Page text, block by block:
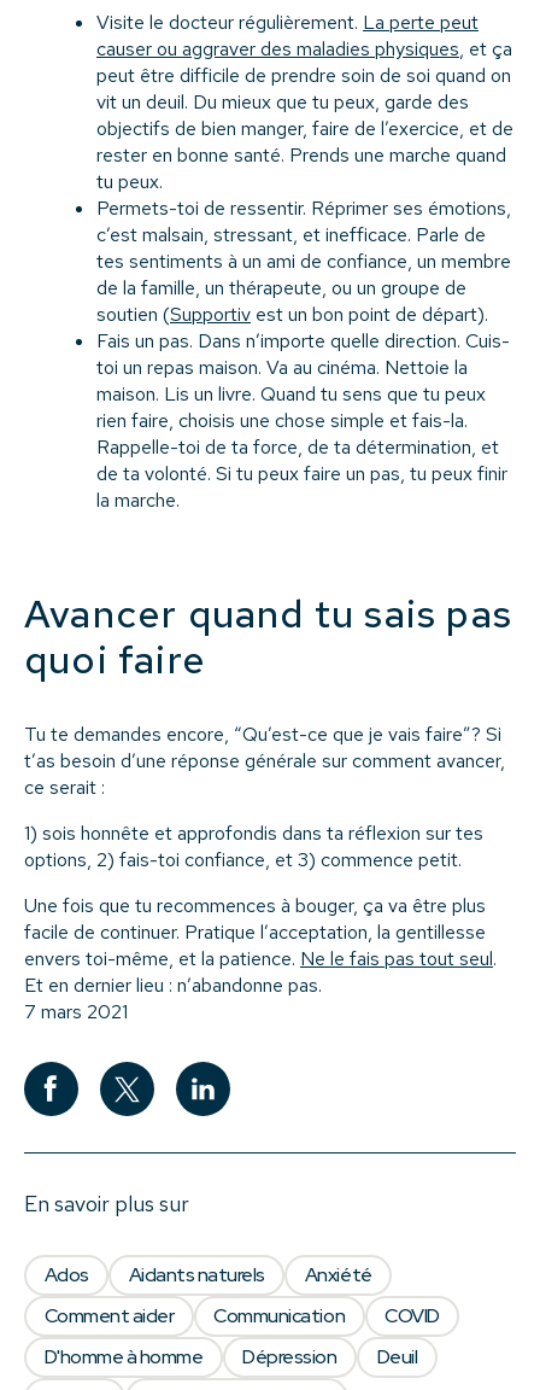
Visite le docteur régulièrement. La perte peut
causer ou aggraver des maladies physiques, et ça
peut être difficile de prendre soin de soi quand on
vit un deuil. Du mieux que tu peux, garde des
objectifs de bien manger, faire de l’exercice, et de
rester en bonne santé. Prends une marche quand
tu peux.
Permets-toi de ressentir. Réprimer ses émotions,
c’est malsain, stressant, et inefficace. Parle de
tes sentiments à un ami de confiance, un membre
de la famille, un thérapeute, ou un groupe de
soutien (Supportiv est un bon point de départ).
Fais un pas. Dans n’importe quelle direction. Cuis-
toi un repas maison. Va au cinéma. Nettoie la
maison. Lis un livre. Quand tu sens que tu peux
rien faire, choisis une chose simple et fais-la.
Rappelle-toi de ta force, de ta détermination, et
de ta volonté. Si tu peux faire un pas, tu peux finir
la marche.
Avancer quand tu sais pas
quoi faire
Tu te demandes encore, “Qu’est-ce que je vais faire”? Si
t’as besoin d’une réponse générale sur comment avancer,
ce serait :
1) sois honnête et approfondis dans ta réflexion sur tes
options, 2) fais-toi confiance, et 3) commence petit.
Une fois que tu recommences à bouger, ça va être plus
facile de continuer. Pratique l’acceptation, la gentillesse
envers toi-même, et la patience. Ne le fais pas tout seul.
Et en dernier lieu : n’abandonne pas.
7 mars 2021
En savoir plus sur
Ados Aidants naturels
Anxiété
Comment aider
Communication
COVID
D'homme à homme
Dépression
Deuil